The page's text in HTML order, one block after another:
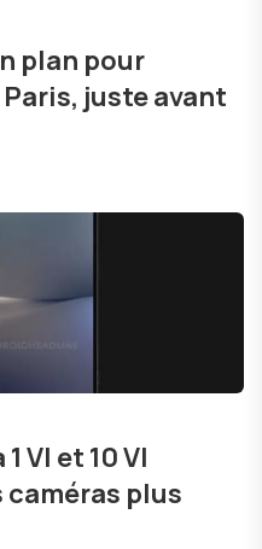
plan pour
juste avant
VI et 10 VI
plus